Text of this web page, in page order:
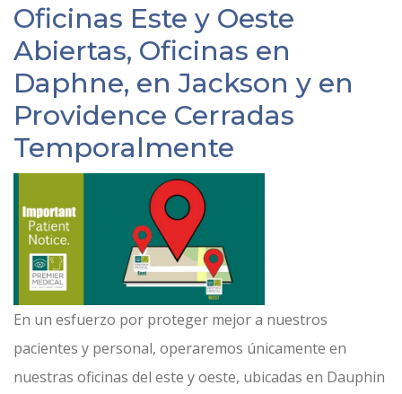
Oficinas Este y Oeste
Abiertas, Oficinas en
Daphne, en Jackson y en
Providence Cerradas
Temporalmente
En un esfuerzo por proteger mejor a nuestros
pacientes y personal, operaremos únicamente en
nuestras oficinas del este y oeste, ubicadas en Dauphin